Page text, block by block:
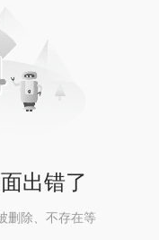
出错了
删除、不存在等